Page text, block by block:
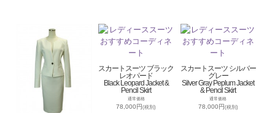
スカートスーツ ブラック
レオパード
Black Leopard Jacket &
Pencil Skirt
通常価格
78,000円(税別)
スカートスーツ シルバー
グレー
Silver Gray Peplum Jacket
& Pencil Skirt
通常価格
78,000円(税別)